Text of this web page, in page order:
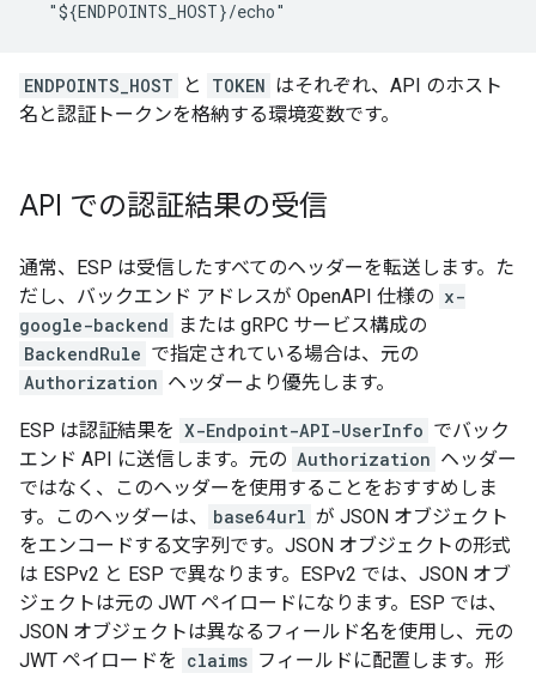
ENDPOINTS_HOST と TOKEN はそれぞれ、API のホスト
名と認証トークンを格納する環境変数です。
API での認証結果の受信
通常、ESP は受信したすべてのヘッダーを転送します。た
だし、バックエンド アドレスが OpenAPI 仕様の x-
google-backend
または gRPC サービス構成の
BackendRule で指定されている場合は、元の
Authorization ヘッダーより優先します。
ESP は認証結果を X-Endpoint-API-UserInfo でバック
エンド API に送信します。元の Authorization ヘッダー
ではなく、このヘッダーを使用することをおすすめしま
す。このヘッダーは、
base64url が JSON オブジェクト
をエンコードする文字列です。JSON オブジェクトの形式
は ESPv2 と ESP で異なります。ESPv2 では、JSON オブ
ジェクトは元の JWT ペイロードになります。ESP では、
JSON オブジェクトは異なるフィールド名を使用し、元の
JWT ペイロードを claims フィールドに配置します。形